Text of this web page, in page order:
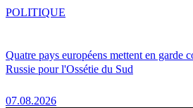
Quatre pays européens mettent en garde
Russie pour l'Ossétie du Sud
07.08.2026
POLITIQUE